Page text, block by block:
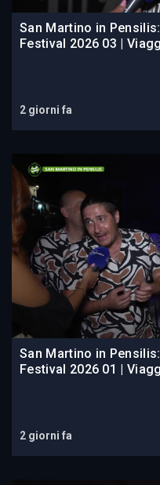
San Martino in
Festival 2026 03 |
2 giorni fa
San Martino in
Festival 2026 01 |
2 giorni fa